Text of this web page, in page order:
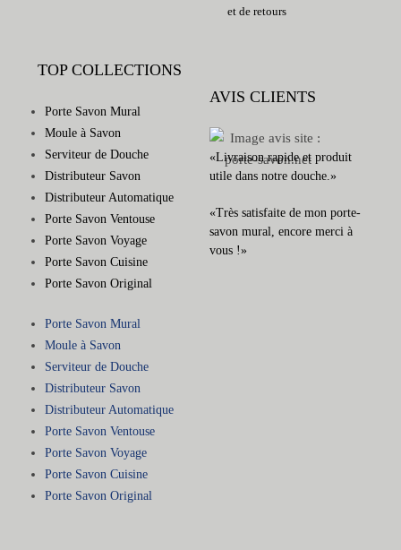
et de retours
TOP COLLECTIONS
Porte Savon Mural
Moule à Savon
Serviteur de Douche
Distributeur Savon
Distributeur Automatique
Porte Savon Ventouse
Porte Savon Voyage
Porte Savon Cuisine
Porte Savon Original
Porte Savon Mural
Moule à Savon
Serviteur de Douche
Distributeur Savon
Distributeur Automatique
Porte Savon Ventouse
Porte Savon Voyage
Porte Savon Cuisine
Porte Savon Original
AVIS CLIENTS
«Livraison rapide et produit
utile dans notre douche.»
«Très satisfaite de mon porte-
savon mural, encore merci à
vous !»